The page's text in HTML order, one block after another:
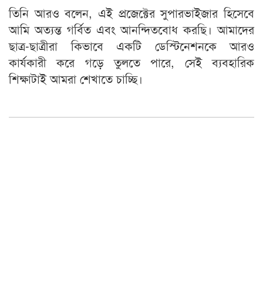
​তিনি আরও বলেন, এই প্রজেক্টের সুপারভাইজার হিসেবে
আমি অত্যন্ত গর্বিত এবং আনন্দিতবোধ করছি। আমাদের
ছাত্র-ছাত্রীরা কিভাবে একটি ডেস্টিনেশনকে আরও
কার্যকারী করে গড়ে তুলতে পারে, সেই ব্যবহারিক
শিক্ষাটাই আমরা শেখাতে চাচ্ছি।